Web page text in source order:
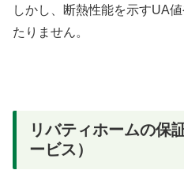
しかし、断熱性能を示すUA
たりません。
リバティホームの保
ービス）